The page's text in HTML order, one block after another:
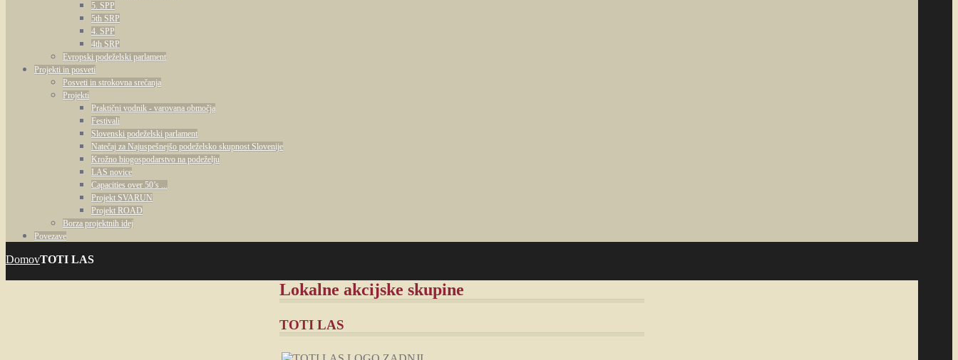
5. SPP
5th SRP
4. SPP
4th SRP
Evropski podeželski parlament
Projekti in posveti
Posveti in strokovna srečanja
Projekti
Praktični vodnik - varovana območja
Festivali
Slovenski podeželski parlament
Natečaj za Najuspešnejšo podeželsko skupnost Slovenije
Krožno biogospodarstvo na podeželju
LAS novice
Capacities over 50’s ...
Projekt SVARUN
Projekt ROAD
Borza projektnih idej
Povezave
DomovTOTI LAS
Lokalne akcijske skupine
TOTI LAS